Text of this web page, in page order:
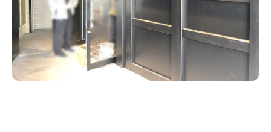
忘新年会・歓送迎会